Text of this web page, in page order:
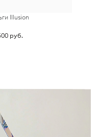
Illusion
руб.